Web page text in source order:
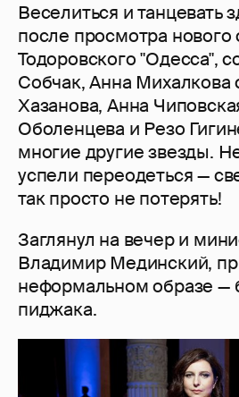
Веселиться и танцевать
после просмотра
Тодоровского "Одесса",
Собчак, Анна Михалкова
Хазанова, Анна
Оболенцева и Резо
многие другие звезды.
успели переодеться —
так просто не потерять!
Заглянул на вечер и
Владимир Мединский,
неформальном образе —
пиджака.